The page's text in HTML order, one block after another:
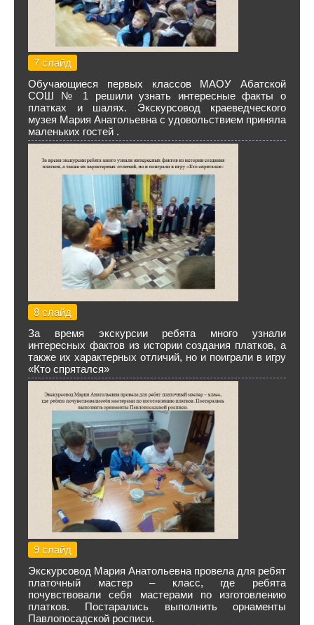
7 слайд
Обучающиеся первых классов МАОУ Абатской
СОШ № 1 решили узнать интересные факты о
платках и шалях. Экскурсовод краеведческого
музея Мария Анатольевна с удовольствием приняла
маленьких гостей .
8 слайд
За время экскурсии ребята много узнали
интересных фактов из истории создания платков, а
также их характерных отличий, но и поиграли в игру
«Кто спрятался»
9 слайд
Экскурсовод Мария Анатольевна провела для ребят
платочный мастер – класс, где ребята
почувствовали себя мастерами по изготовлению
платков. Постарались выполнить орнаменты
Павлопосадской росписи.